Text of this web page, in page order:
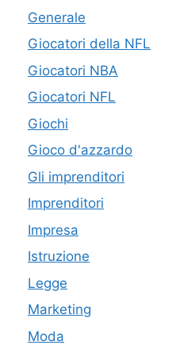
Generale
Giocatori della NFL
Giocatori NBA
Giocatori NFL
Giochi
Gioco d'azzardo
Gli imprenditori
Imprenditori
Impresa
Istruzione
Legge
Marketing
Moda